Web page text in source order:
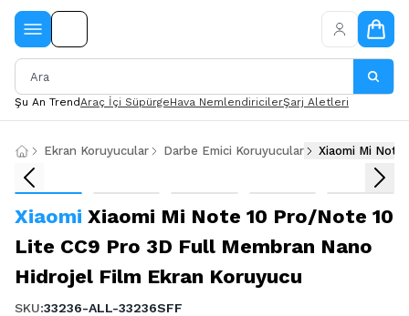
Şu An TrendAraç İçi SüpürgeHava NemlendiricilerŞarj Aletleri
Ekran Koruyucular Darbe Emici Koruyucular Xiaomi Mi
Xiaomi Xiaomi Mi Note 10 Pro/Note 10
Lite CC9 Pro 3D Full Membran Nano
Hidrojel Film Ekran Koruyucu
SKU:33236-ALL-33236SFF